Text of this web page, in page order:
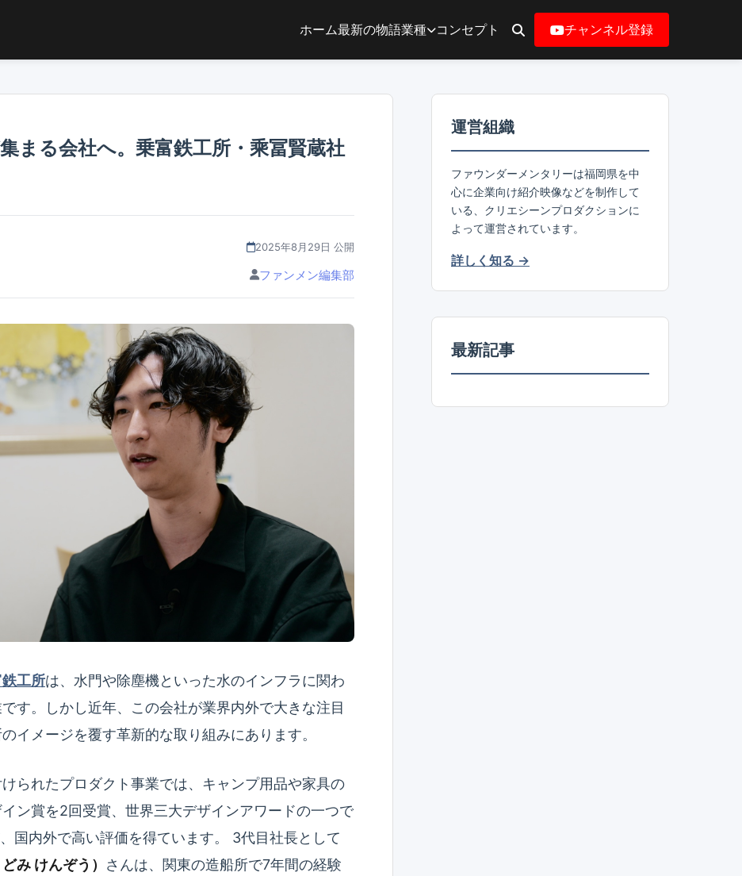
ホーム最新の物語業種 コンセプト チャンネル登録
まる会社へ。乗富鉄工所・乘冨賢蔵社
2025年8月29日 公開
ファンメン編集部
工所は、水門や除塵機といった水のインフラに関わ
す。しかし近年、この会社が業界内外で大きな注目
イメージを覆す革新的な取り組みにあります。
けられたプロダクト事業では、キャンプ用品や家具の
ン賞を2回受賞、世界三大デザインアワードの一つで
国内外で高い評価を得ています。 3代目社長として
み けんぞう） さんは、関東の造船所で7年間の経験
運営組織
ファウンダーメンタリーは福岡県を中
心に企業向け紹介映像などを制作して
いる、クリエシーンプロダクションに
よって運営されています。
詳しく知る →
最新記事